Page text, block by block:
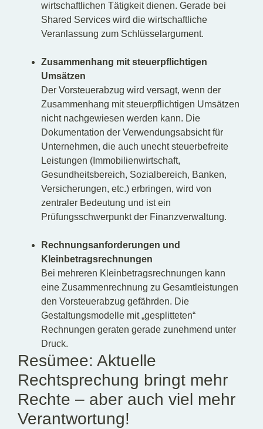
wirtschaftlichen Tätigkeit dienen. Gerade bei
Shared Services wird die wirtschaftliche
Veranlassung zum Schlüsselargument.
Zusammenhang mit steuerpflichtigen
Umsätzen
Der Vorsteuerabzug wird versagt, wenn der
Zusammenhang mit steuerpflichtigen Umsätzen
nicht nachgewiesen werden kann. Die
Dokumentation der Verwendungsabsicht für
Unternehmen, die auch unecht steuerbefreite
Leistungen (Immobilienwirtschaft,
Gesundheitsbereich, Sozialbereich, Banken,
Versicherungen, etc.) erbringen, wird von
zentraler Bedeutung und ist ein
Prüfungsschwerpunkt der Finanzverwaltung.
Rechnungsanforderungen und
Kleinbetragsrechnungen
Bei mehreren Kleinbetragsrechnungen kann
eine Zusammenrechnung zu Gesamtleistungen
den Vorsteuerabzug gefährden. Die
Gestaltungsmodelle mit „gesplitteten“
Rechnungen geraten gerade zunehmend unter
Druck.
Resümee: Aktuelle
Rechtsprechung bringt mehr
Rechte – aber auch viel mehr
Verantwortung!